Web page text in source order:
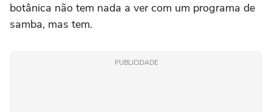
botânica não tem nada a ver com um programa de
samba, mas tem.
PUBLICIDADE